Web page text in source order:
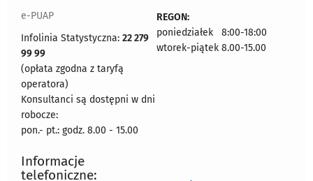
e-PUAP
Infolinia Statystyczna: 22 279
99 99
(opłata zgodna z taryfą
operatora)
Konsultanci są dostępni w dni
robocze:
pon.- pt.: godz. 8.00 - 15.00
REGON:
poniedziałek 8:00-18:00
wtorek-piątek 8.00-15.00
Informacje
telefoniczne: